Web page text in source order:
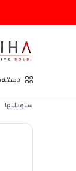
سیویلیها